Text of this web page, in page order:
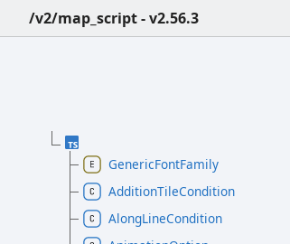
/v2/map_script - v2.56.3
GenericFontFamily
AdditionTileCondition
AlongLineCondition